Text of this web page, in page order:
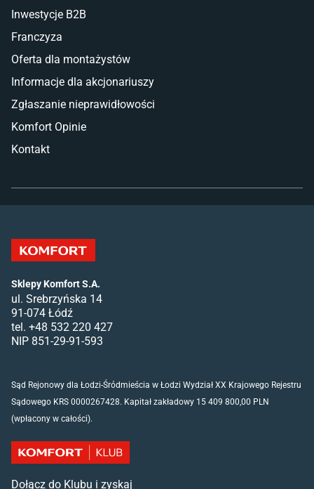
Inwestycje B2B
Franczyza
Oferta dla montażystów
Informacje dla akcjonariuszy
Zgłaszanie nieprawidłowości
Komfort Opinie
Kontakt
Sklepy Komfort S.A.
ul. Srebrzyńska 14
91-074 Łódź
tel. +48 532 220 427
NIP 851-29-91-593
Sąd Rejonowy dla Łodzi-Śródmieścia w Łodzi Wydział XX Krajowego Rejestru
Sądowego KRS 0000267428. Kapitał zakładowy 15 409 800,00 PLN
(wpłacony w całości).
Dołącz do Klubu i zyskaj